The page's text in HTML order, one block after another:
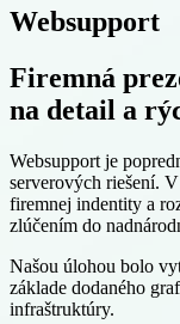
Websupport
Firemná
na detail a
Websupport je
serverových riešení.
firemnej indentity a
zlúčením do
Našou úlohou bolo
základe dodaného
infraštruktúry.